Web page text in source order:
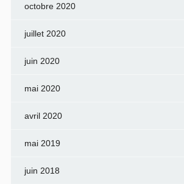
octobre 2020
juillet 2020
juin 2020
mai 2020
avril 2020
mai 2019
juin 2018